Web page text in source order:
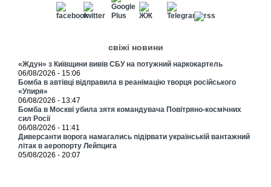
свіжі новини
«Ждун» з Київщини вивів СБУ на потужний наркокартель
06/08/2026 - 15:06
Бомба в автівці відправила в реанімацію творця російського
«Упиря»
06/08/2026 - 13:47
Бомба в Москві убила зятя командувача Повітряно-космічних
сил Росії
06/08/2026 - 11:41
Диверсанти ворога намагались підірвати українській вантажний
літак в аеропорту Лейпцига
05/08/2026 - 20:07